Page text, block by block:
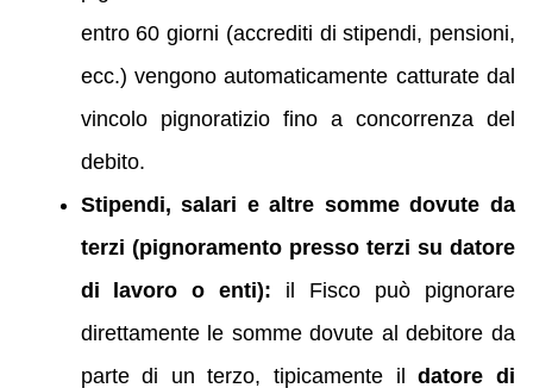
entro 60 giorni (accrediti di stipendi, pensioni,
ecc.) vengono automaticamente catturate dal
vincolo pignoratizio fino a concorrenza del
debito.
Stipendi, salari e altre somme dovute da
terzi (pignoramento presso terzi su datore
di lavoro o enti): il Fisco può pignorare
direttamente le somme dovute al debitore da
parte di un terzo, tipicamente ildatore di